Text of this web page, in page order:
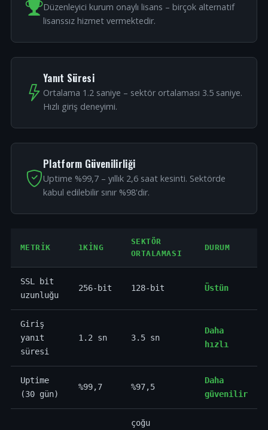
Düzenleyici kurum onaylı lisans – birçok alternatif
lisanssız hizmet vermektedir.
Yanıt Süresi
Ortalama 1.2 saniye – sektör ortalaması 3.5 saniye.
Hızlı giriş deneyimi.
Platform Güvenilirliği
Uptime %99,7 – yıllık 2,6 saat kesinti. Sektörde
kabul edilebilir sınır %98'dir.
METRIK 1KING
SEKTÖR
ORTALAMASI
DURUM
SSL bit
uzunluğu
256-bit 128-bit Üstün
Giriş
yanıt
süresi
1.2 sn 3.5 sn
Daha
hızlı
Uptime
(30 gün)
%99,7 %97,5
Daha
güvenilir
çoğu